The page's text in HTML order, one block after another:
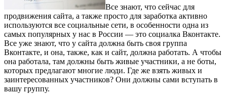
Все знают, что сейчас для
продвижения сайта, а также просто для заработка активно
используются все социальные сети, в особенности одна из
самых популярных у нас в России — это социалка Вконтакте.
Все уже знают, что у сайта должна быть своя группа
Вконтакте, и она, также, как и сайт, должна работать. А чтобы
она работала, там должны быть живые участники, а не боты,
которых предлагают многие люди. Где же взять живых и
заинтересованных участников? Они должны сами вступать в
вашу группу.